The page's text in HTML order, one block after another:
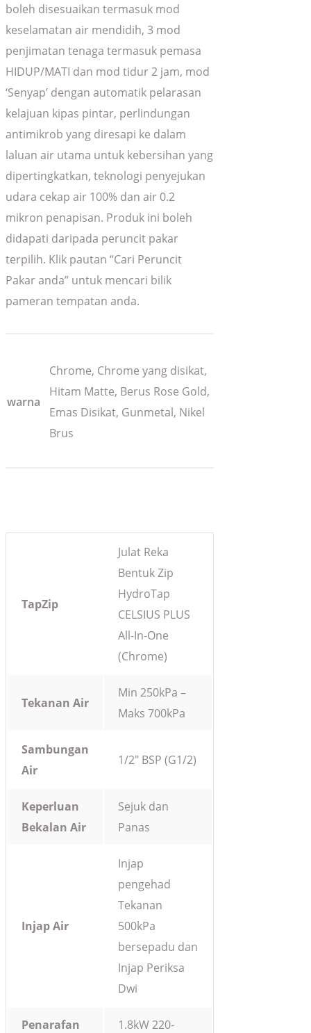
boleh disesuaikan termasuk mod
keselamatan air mendidih, 3 mod
penjimatan tenaga termasuk pemasa
HIDUP/MATI dan mod tidur 2 jam, mod
‘Senyap’ dengan automatik pelarasan
kelajuan kipas pintar, perlindungan
antimikrob yang diresapi ke dalam
laluan air utama untuk kebersihan yang
dipertingkatkan, teknologi penyejukan
udara cekap air 100% dan air 0.2
mikron penapisan. Produk ini boleh
didapati daripada peruncit pakar
terpilih. Klik pautan “Cari Peruncit
Pakar anda” untuk mencari bilik
pameran tempatan anda.
warna
Chrome, Chrome yang disikat,
Hitam Matte, Berus Rose Gold,
Emas Disikat, Gunmetal, Nikel
Brus
TapZip
Julat Reka
Bentuk Zip
HydroTap
CELSIUS PLUS
All-In-One
(Chrome)
Tekanan Air
Min 250kPa –
Maks 700kPa
Sambungan
Air
1/2″ BSP (G1/2)
Keperluan
Bekalan Air
Sejuk dan
Panas
Injap Air
Injap
pengehad
Tekanan
500kPa
bersepadu dan
Injap Periksa
Dwi
Penarafan
1.8kW 220-